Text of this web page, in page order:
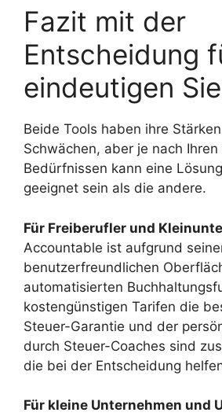
Fazit mit der
Entscheidung
eindeutigen
Beide Tools haben ihre
Schwächen, aber je nach
Bedürfnissen kann eine
geeignet sein als die andere.
Für Freiberufler und
Accountable ist aufgrund
benutzerfreundlichen
automatisierten
kostengünstigen Tarifen die
Steuer-Garantie und der
durch Steuer-Coaches sind
die bei der Entscheidung
Für kleine Unternehmen und